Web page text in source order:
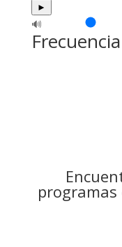
►
🔊
programas